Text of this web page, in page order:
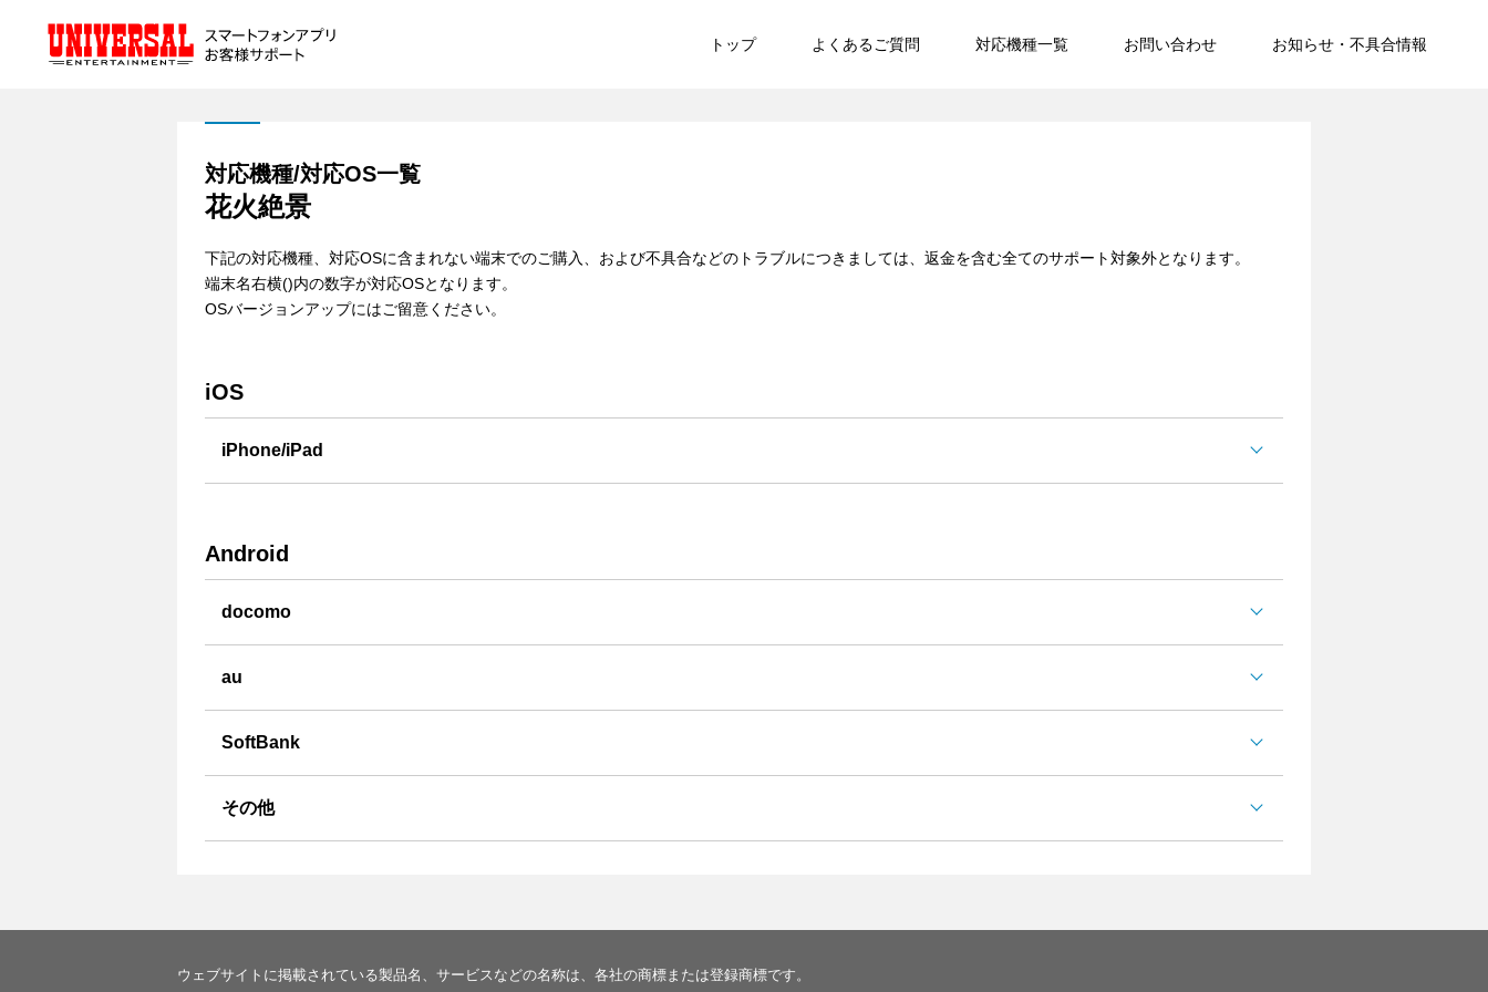
トップ よくあるご質問 対応機種一覧 お問い合わせ お知らせ・不具合情報
対応機種/対応OS一覧
花火絶景
下記の対応機種、対応OSに含まれない端末でのご購入、および不具合などのトラブルにつきましては、返金を含む全てのサポート対象外となります。
端末名右横()内の数字が対応OSとなります。
OSバージョンアップにはご留意ください。
iOS
iPhone/iPad
Android
docomo
au
SoftBank
その他
ウェブサイトに掲載されている製品名、サービスなどの名称は、各社の商標または登録商標です。